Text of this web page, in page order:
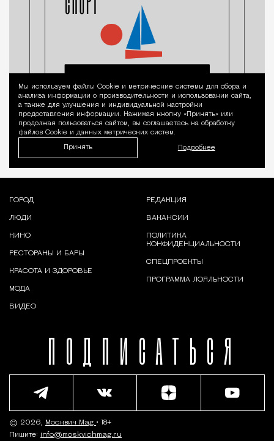
Уведомление
Мы используем файлы Сookie и метрические системы для сбора и
анализа информации о производительности и использовании сайта,
а также для улучшения и индивидуальной настройки
предоставления информации. Нажимая кнопку «Принять» или
продолжая пользоваться сайтом, вы соглашаетесь на обработку
файлов Cookie и данных метрических систем.
Принять Подробнее
ПОДПИСАТЬСЯ
ГОРОД
ЛЮДИ
КИНО
РЕСТОРАНЫ И БАРЫ
КРАСОТА И ЗДОРОВЬЕ
МОДА
ВИДЕО
РЕДАКЦИЯ
ВАКАНСИИ
ПОЛИТИКА
КОНФИДЕНЦИАЛЬНОСТИ
СПЕЦПРОЕКТЫ
ПРОГРАММА ЛОЯЛЬНОСТИ
© 2026, Москвич Mag • 18+
Пишите: info@moskvichmag.ru